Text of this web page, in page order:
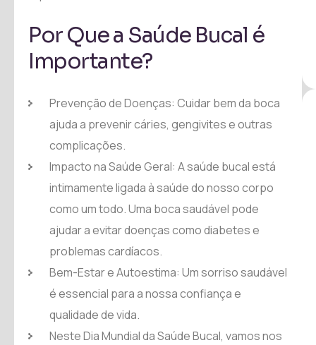
Por Que a Saúde Bucal é
Importante?
Prevenção de Doenças: Cuidar bem da boca
ajuda a prevenir cáries, gengivites e outras
complicações.
Impacto na Saúde Geral: A saúde bucal está
intimamente ligada à saúde do nosso corpo
como um todo. Uma boca saudável pode
ajudar a evitar doenças como diabetes e
problemas cardíacos.
Bem-Estar e Autoestima: Um sorriso saudável
é essencial para a nossa confiança e
qualidade de vida.
Neste Dia Mundial da Saúde Bucal, vamos nos